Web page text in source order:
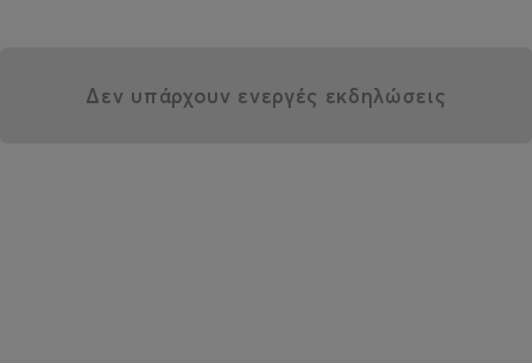
Δεν υπάρχουν ενεργές εκδηλώσεις